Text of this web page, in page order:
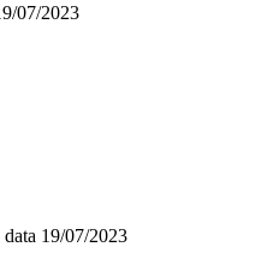
07/2023
19/07/2023